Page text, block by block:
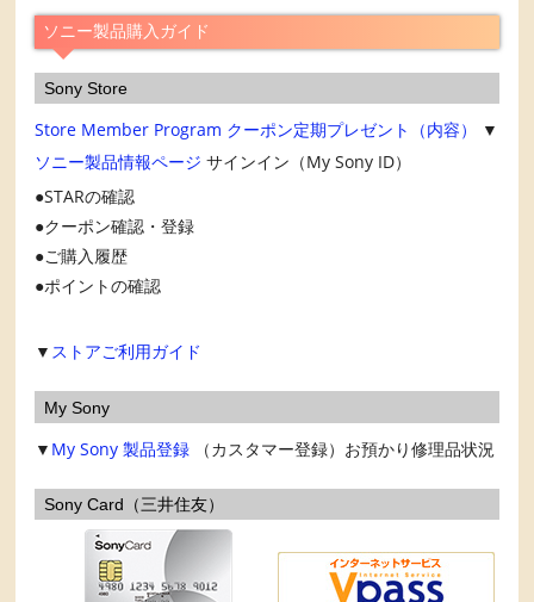
ブ
ソニー製品購入ガイド
Sony Store
Store Member Program クーポン定期プレゼント（内容）
▼
ソニー製品情報ページ サインイン（My Sony ID）
STARの確認
クーポン確認・登録
ご購入履歴
ポイントの確認
▼ ストアご利用ガイド
My Sony
▼ My Sony 製品登録 （カスタマー登録）お預かり修理品状況
Sony Card（三井住友）